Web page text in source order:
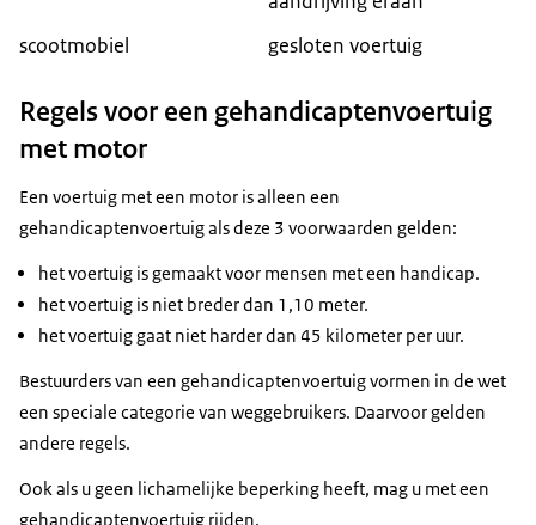
scootmobiel
gesloten voertuig
Regels voor een gehandicaptenvoertuig
met motor
Een voertuig met een motor is alleen een
gehandicaptenvoertuig als deze 3 voorwaarden gelden:
het voertuig is gemaakt voor mensen met een handicap.
het voertuig is niet breder dan 1,10 meter.
het voertuig gaat niet harder dan 45 kilometer per uur.
Bestuurders van een gehandicaptenvoertuig vormen in de wet
een speciale categorie van weggebruikers. Daarvoor gelden
andere regels.
Ook als u geen lichamelijke beperking heeft, mag u met een
gehandicaptenvoertuig rijden.